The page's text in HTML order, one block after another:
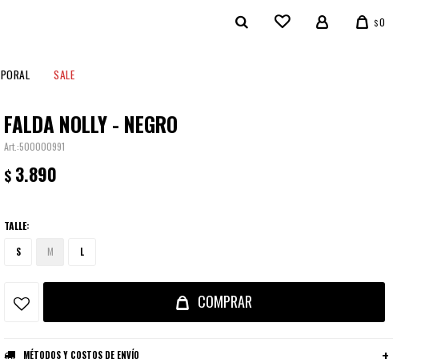
SALE
$0
FALDA NOLLY - NEGRO
500000991
$ 3.890
TALLE:
S M L
COMPRAR
MÉTODOS Y COSTOS DE ENVÍO